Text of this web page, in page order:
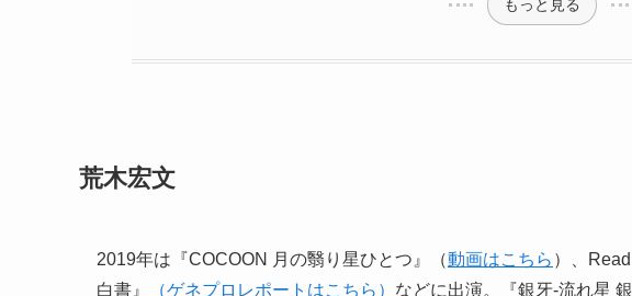
もっと見る
荒木宏文
2019年は『COCOON 月の翳り星ひとつ』（動画はこちら ）、
白書』
（ゲネプロレポートはこちら） などに出演。『銀牙-流れ星